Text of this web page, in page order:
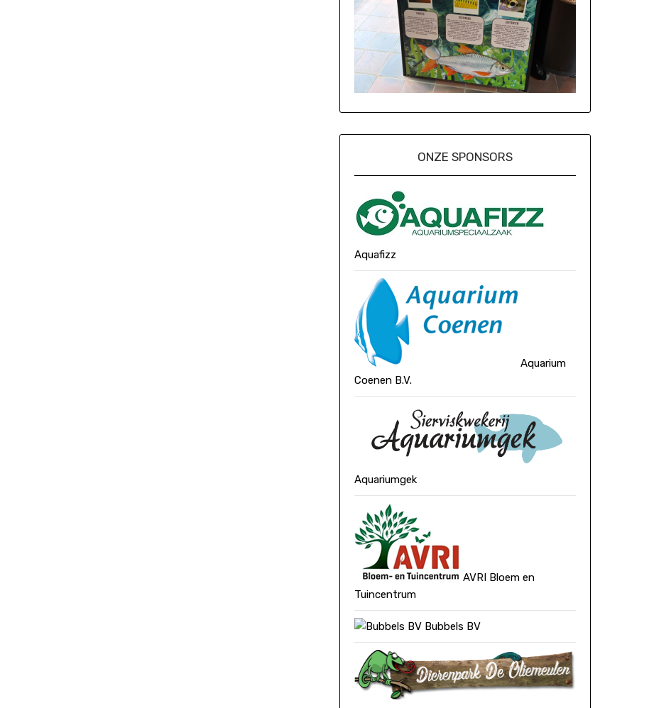
ONZE SPONSORS
Aquafizz
Aquarium
Coenen B.V.
Aquariumgek
AVRI Bloem en
Tuincentrum
Bubbels BV